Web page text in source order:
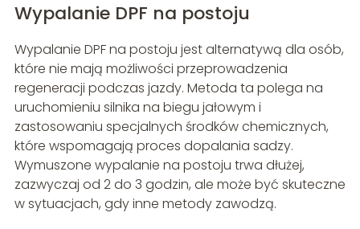
Wypalanie DPF na postoju
Wypalanie DPF na postoju jest alternatywą dla osób,
które nie mają możliwości przeprowadzenia
regeneracji podczas jazdy. Metoda ta polega na
uruchomieniu silnika na biegu jałowym i
zastosowaniu specjalnych środków chemicznych,
które wspomagają proces dopalania sadzy.
Wymuszone wypalanie na postoju trwa dłużej,
zazwyczaj od 2 do 3 godzin, ale może być skuteczne
w sytuacjach, gdy inne metody zawodzą.